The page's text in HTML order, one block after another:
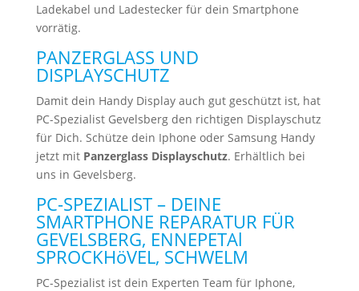
Ladekabel und Ladestecker für dein Smartphone
vorrätig.
PANZERGLASS UND
DISPLAYSCHUTZ
Damit dein Handy Display auch gut geschützt ist, hat
PC-Spezialist Gevelsberg den richtigen Displayschutz
für Dich. Schütze dein Iphone oder Samsung Handy
jetzt mit Panzerglass Displayschutz. Erhältlich bei
uns in Gevelsberg.
PC-SPEZIALIST – DEINE
SMARTPHONE REPARATUR FÜR
GEVELSBERG, ENNEPETAl
SPROCKHöVEL, SCHWELM
PC-Spezialist ist dein Experten Team für Iphone,